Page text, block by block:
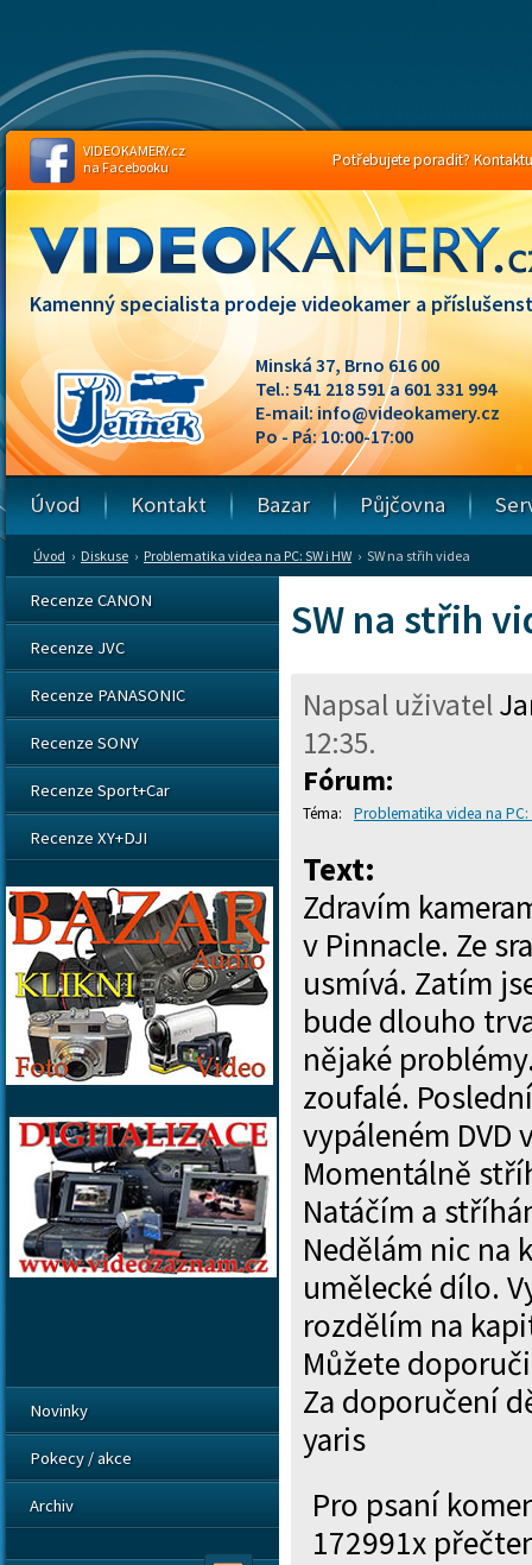
Kamenný specialista prodeje videokamer a
Minská 37, Brno 616 00
Tel.: 541 218 591 a 601 331 994
E-mail:info@videokamery.cz
Po - Pá: 10:00-17:00
Úvod › Diskuse › Problematika videa na PC: SW i HW › SW na střih videa
SW na střih
Napsal uživatel
12:35.
Fórum:
Problematika videa na PC:
Text:
Zdravím
v Pinnacle. Ze
usmívá. Zatím
bude dlouho
nějaké
zoufalé.
vypáleném DVD
Momentálně
Natáčím a
Nedělám nic na
umělecké dílo.
rozdělím na
Můžete
Za doporučení
yaris
Pro psaní
172991x
Recenze CANON
Recenze JVC
Recenze PANASONIC
Recenze SONY
Recenze Sport+Car
Recenze XY+DJI
Novinky
Pokecy / akce
Archiv
Úvod Kontakt Bazar Půjčovna
VIDEOKAMERY.cz
na Facebooku
Potřebujete poradit?